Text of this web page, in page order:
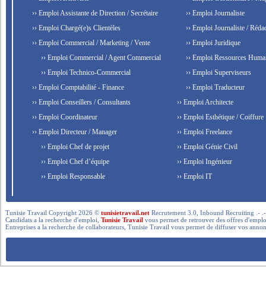
›› Emploi Assistante de Direction / Secrétaire
›› Emploi Chargé(e)s Clientèles
›› Emploi Commercial / Marketing / Vente
›› Emploi Commercial / Agent Commercial
›› Emploi Technico-Commercial
›› Emploi Comptabilité - Finance
›› Emploi Conseillers / Consultants
›› Emploi Coordinateur
›› Emploi Directeur / Manager
›› Emploi Chef de projet
›› Emploi Chef d’équipe
›› Emploi Responsable
›› Emploi Journaliste
›› Emploi Journaliste /
›› Emploi Juridique
›› Emploi Ressources
›› Emploi Superviseurs
›› Emploi Traducteur
›› Emploi Architecte
›› Emploi Esthétique / Coiffure
›› Emploi Freelance
›› Emploi Génie Civil
›› Emploi Ingénieur
›› Emploi IT
Tunisie Travail Copyright 2026 ©tunisietravail.net Recrutement 3.0, Inbound Recruiting .-
Candidats a la recherche d'emploi,Tunisie Travail vous permet de retrouver des offres
Entreprises a la recherche de collaborateurs, Tunisie Travail vous permet de diffuser vos